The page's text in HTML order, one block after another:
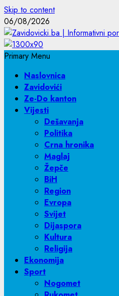
Skip to content
06/08/2026
Primary Menu
Naslovnica
Zavidovići
Ze-Do kanton
Vijesti
Dešavanja
Politika
Crna hronika
Maglaj
Žepče
BiH
Region
Evropa
Svijet
Dijaspora
Kultura
Religija
Ekonomija
Sport
Nogomet